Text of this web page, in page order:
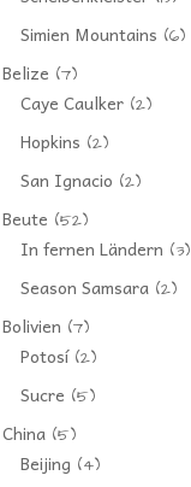
Simien Mountains (6)
Belize (7)
Caye Caulker (2)
Hopkins (2)
San Ignacio (2)
Beute (52)
In fernen Ländern (3)
Season Samsara (2)
Bolivien (7)
Potosí(2)
Sucre (5)
China (5)
Beijing (4)